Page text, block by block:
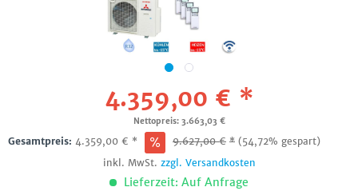
4.359,00 € *
Nettopreis: 3.663,03 €
Gesamtpreis: 4.359,00 € * 9.627,00€ * (54,72% gespart)
inkl. MwSt. zzgl. Versandkosten
Lieferzeit: Auf Anfrage